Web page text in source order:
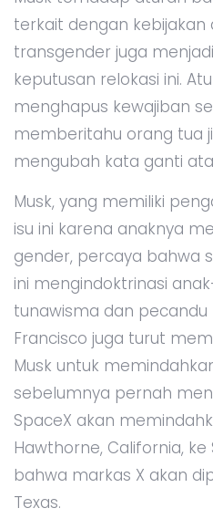
terkait dengan kebijakan
transgender juga
keputusan relokasi ini.
menghapus kewajiban
memberitahu orang tua
mengubah kata ganti
Musk, yang memiliki
isu ini karena anaknya
gender, percaya bahwa
ini mengindoktrinasi
tunawisma dan pecandu
Francisco juga turut
Musk untuk
sebelumnya pernah
SpaceX akan
Hawthorne, California, ke
bahwa markas X akan
Texas.